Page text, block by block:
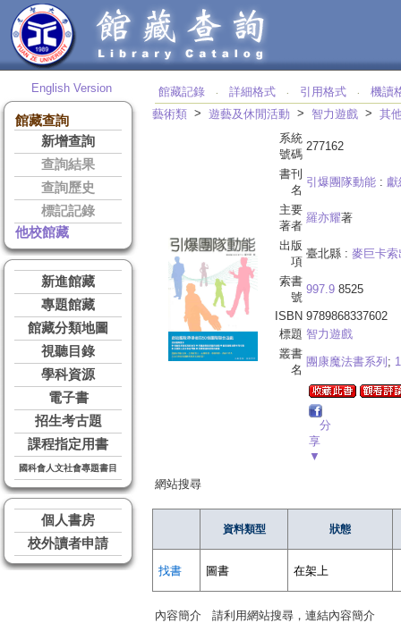
English Version
館藏查詢
新增查詢
查詢結果
查詢歷史
標記記錄
他校館藏
新進館藏
專題館藏
館藏分類地圖
視聽目錄
學科資源
電子書
招生考古題
課程指定用書
國科會人文社會專題書目
個人書房
校外讀者申請
館藏記錄 ‧ 詳細格式 ‧ 引用格式 ‧
機讀
藝術類 > 遊藝及休閒活動 > 智力遊戲 > 其
系統
號碼
277162
書刊
名
引爆團隊動能 :
主要
著者
羅亦耀著
出版
項
臺北縣 : 麥巨卡索
索書
號
997.9 8525
ISBN 9789868337602
標題 智力遊戲
叢書
名
團康魔法書系列 ; 1
分
享
▼
網站搜尋
資料類型 狀態
找書 圖書 在架上
內容簡介 請利用網站搜尋，連結內容簡介